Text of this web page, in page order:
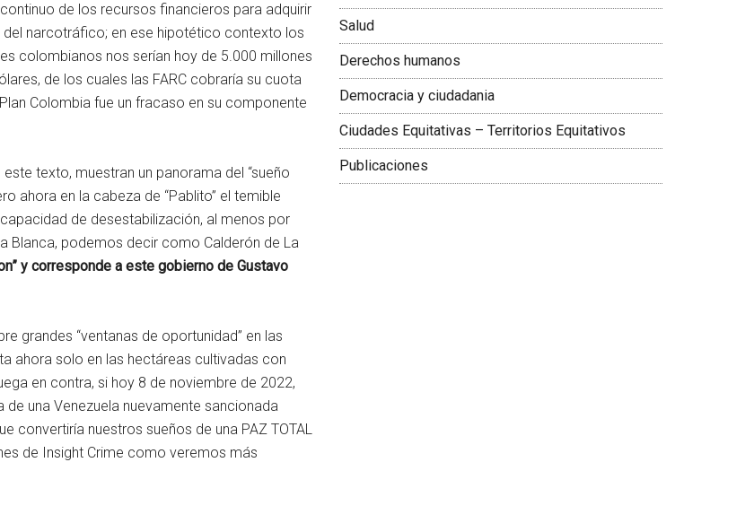
de los recursos financieros para adquirir
narcotráfico; en ese hipotético contexto los
colombianos nos serían hoy de 5.000 millones
de los cuales las FARC cobraría su cuota
Colombia fue un fracaso en su componente
texto, muestran un panorama del “sueño
ahora en la cabeza de “Pablito” el temible
de desestabilización, al menos por
Blanca, podemos decir como Calderón de La
y corresponde a este gobierno de Gustavo
grandes “ventanas de oportunidad” en las
ahora solo en las hectáreas cultivadas con
en contra, si hoy 8 de noviembre de 2022,
una Venezuela nuevamente sancionada
convertiría nuestros sueños de una PAZ TOTAL
de Insight Crime como veremos más
Salud
Derechos humanos
Democracia y ciudadania
Ciudades Equitativas – Territorios Equitativos
Publicaciones